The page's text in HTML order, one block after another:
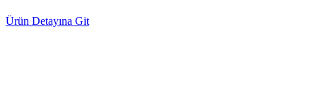
Ürün Detayına Git